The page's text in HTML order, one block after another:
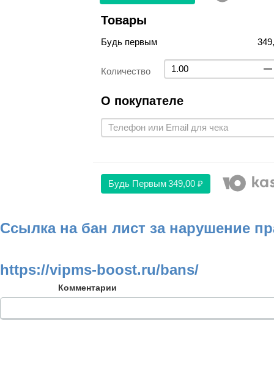
Товары
Будь первым
Количество
О покупателе
Будь Первым349,00 ₽
Ссылка на бан лист за нарушение
https://vipms-boost.ru/bans/
Комментарии